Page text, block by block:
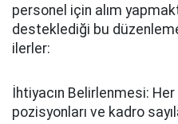
personel için alım
desteklediği bu
ilerler:
İhtiyacın Belirlenmesi:
pozisyonları ve kadro